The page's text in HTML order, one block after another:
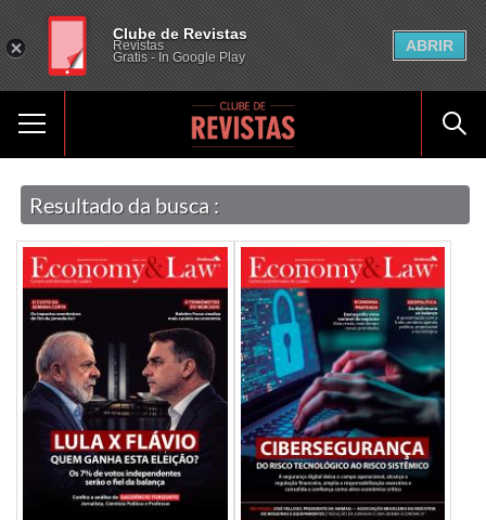
Resultado da busca :
Clube de Revistas
Revistas
Gratis - In Google Play
ABRIR